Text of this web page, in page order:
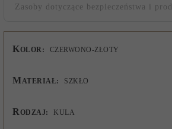
Zasoby dotyczące bezpieczeństwa i
KOLOR: CZERWONO-ZŁOTY
MATERIAŁ: SZKŁO
R ODZAJ: KULA